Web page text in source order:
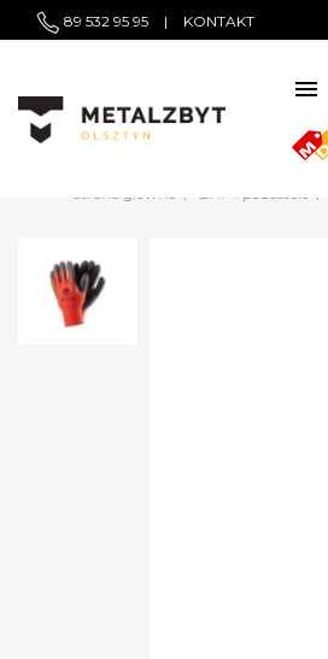
89 532 95 95 | KONTAKT
